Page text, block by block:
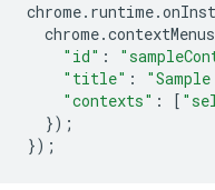
chrome. runtime.
chrome.contextMenus
"id" :
"title" :
"contexts" : [
});
});